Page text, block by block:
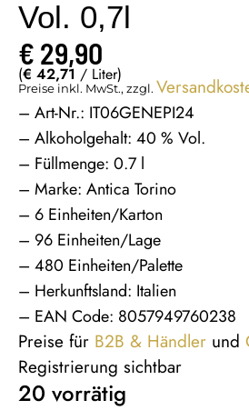
Vol. 0,7l
€ 29,90
(€ 42,71 / Liter)
Preise inkl. MwSt., zzgl.
– Art-Nr.: IT06GENEPI24
– Alkoholgehalt: 40 % Vol.
– Füllmenge: 0.7 l
– Marke: Antica Torino
– 6 Einheiten/Karton
– 96 Einheiten/Lage
– 480 Einheiten/Palette
– Herkunftsland: Italien
– EAN Code: 8057949760238
Preise für B2B & Händler und
Registrierung sichtbar
20 vorrätig